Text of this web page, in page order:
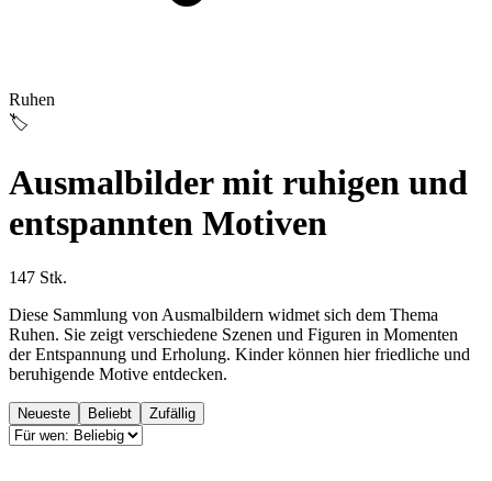
Ruhen
🏷️
Ausmalbilder mit ruhigen und
entspannten Motiven
147 Stk.
Diese Sammlung von Ausmalbildern widmet sich dem Thema
Ruhen. Sie zeigt verschiedene Szenen und Figuren in Momenten
der Entspannung und Erholung. Kinder können hier friedliche und
beruhigende Motive entdecken.
Neueste Beliebt Zufällig